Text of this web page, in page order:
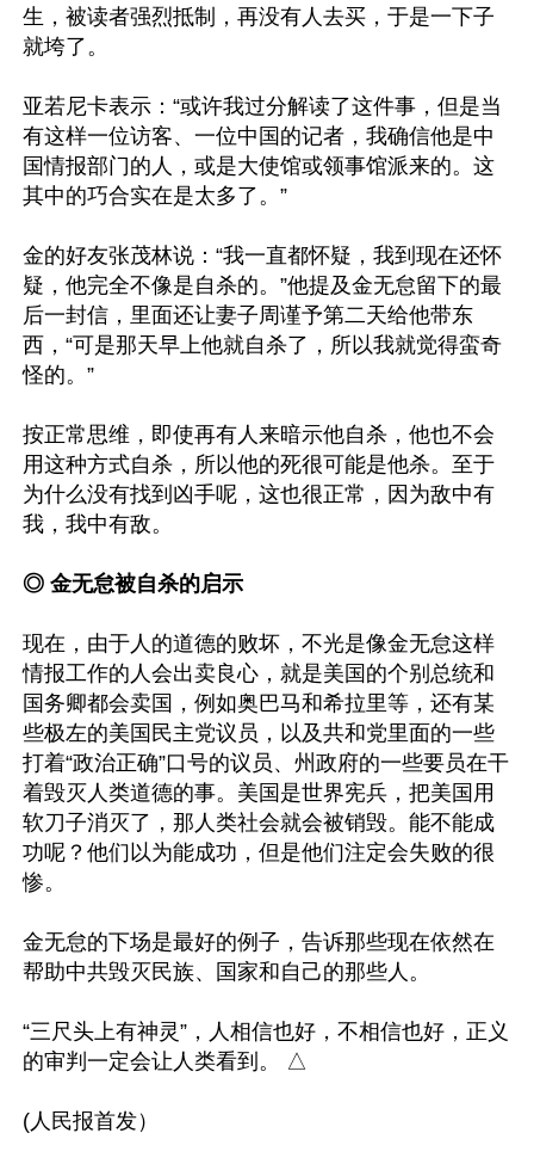
生，被读者强烈抵制，再没有人去买，于是一下子
就垮了。
亚若尼卡表示：“或许我过分解读了这件事，但是当
有这样一位访客、一位中国的记者，我确信他是中
国情报部门的人，或是大使馆或领事馆派来的。这
其中的巧合实在是太多了。”
金的好友张茂林说：“我一直都怀疑，我到现在还怀
疑，他完全不像是自杀的。”他提及金无怠留下的最
后一封信，里面还让妻子周谨予第二天给他带东
西，“可是那天早上他就自杀了，所以我就觉得蛮奇
怪的。”
按正常思维，即使再有人来暗示他自杀，他也不会
用这种方式自杀，所以他的死很可能是他杀。至于
为什么没有找到凶手呢，这也很正常，因为敌中有
我，我中有敌。
◎ 金无怠被自杀的启示
现在，由于人的道德的败坏，不光是像金无怠这样
情报工作的人会出卖良心，就是美国的个别总统和
国务卿都会卖国，例如奥巴马和希拉里等，还有某
些极左的美国民主党议员，以及共和党里面的一些
打着“政治正确”口号的议员、州政府的一些要员在干
着毁灭人类道德的事。美国是世界宪兵，把美国用
软刀子消灭了，那人类社会就会被销毁。能不能成
功呢？他们以为能成功，但是他们注定会失败的很
惨。
金无怠的下场是最好的例子，告诉那些现在依然在
帮助中共毁灭民族、国家和自己的那些人。
“三尺头上有神灵”，人相信也好，不相信也好，正义
的审判一定会让人类看到。 △